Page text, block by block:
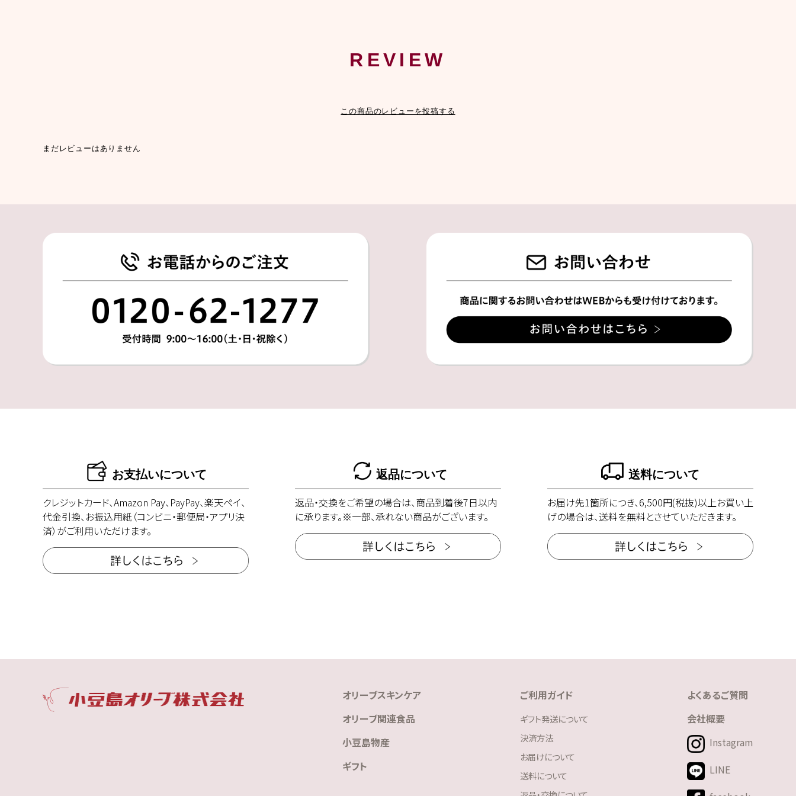
REVIEW
この商品のレビューを投稿する
まだレビューはありません
お支払いについて
クレジットカード、Amazon Pay、PayPay、楽天ペイ、
代金引換、お振込用紙（コンビニ・郵便局・アプリ決
済）がご利用いただけます。
返品について
返品・交換をご希望の場合は、商品到着後7日以内
に承ります。※一部、承れない商品がございます。
送料について
お届け先1箇所につき、6,500円(税抜)以上お買い上
げの場合は、送料を無料とさせていただきます。
オリーブスキンケア
オリーブ関連食品
小豆島物産
ギフト
ご利用ガイド
ギフト発送について
決済方法
お届けについて
送料について
よくあるご質問
会社概要
Instagram
LINE